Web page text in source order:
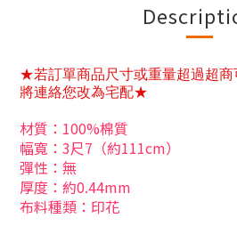
★若訂單商品尺寸或重量超過超商
將連絡您改為宅配★
材質：100%棉質
幅寬：3尺7（約111cm）
彈性：無
厚度：約0.44mm
布料種類：印花